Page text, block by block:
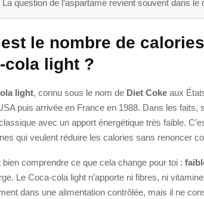
La question de l’aspartame revient souvent dans le
le nombre de
cola light ?
light, connu sous le nom de Diet Coke aux
puis arrivée en France en 1988. Dans les
avec un apport énergétique très faible.
qui veulent réduire les calories sans renoncer
bien comprendre ce que cela change pour toi :
Le Coca-cola light n’apporte ni fibres, ni
dans une alimentation contrôlée, mais il ne